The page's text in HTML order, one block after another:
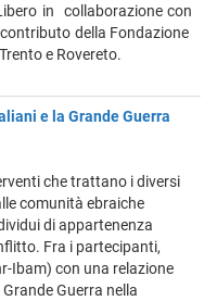
in collaborazione con
della Fondazione
e Rovereto.
e la Grande Guerra
che trattano i diversi
comunità ebraiche
di appartenenza
Fra i partecipanti,
Ibam) con una relazione
Guerra nella